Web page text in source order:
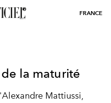
FRANCE
la maturité
Mattiussi,